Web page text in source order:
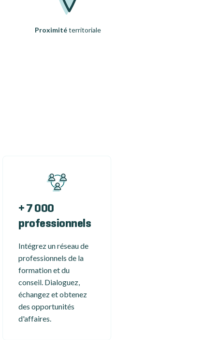
Proximitéterritoriale
+ 7 000
professionnels
Intégrez un réseau de
professionnels de la
formation et du
conseil. Dialoguez,
échangez et obtenez
des opportunités
d'affaires.